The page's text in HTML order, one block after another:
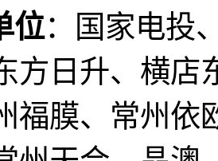
位：国家电投
方日升、横店
福膜、常州依